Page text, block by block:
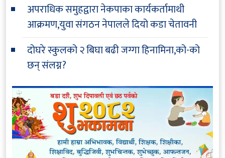
अपराधिक समुहद्वारा नेकपाका कार्यकर्तामाथी
आक्रमण,युवा संगठन नेपालले दियो कडा चेतावनी
दोघरे स्कुलको २ बिघा बढी जग्गा हिनामिना,को-को
छन् संलग्न?